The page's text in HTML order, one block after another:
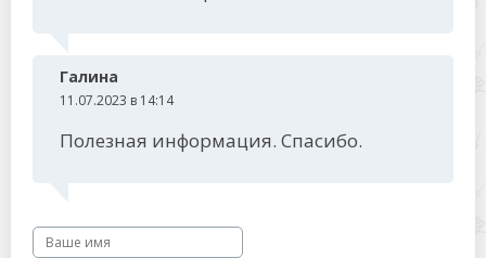
Галина
11.07.2023 в 14:14
Полезная информация. Спасибо.